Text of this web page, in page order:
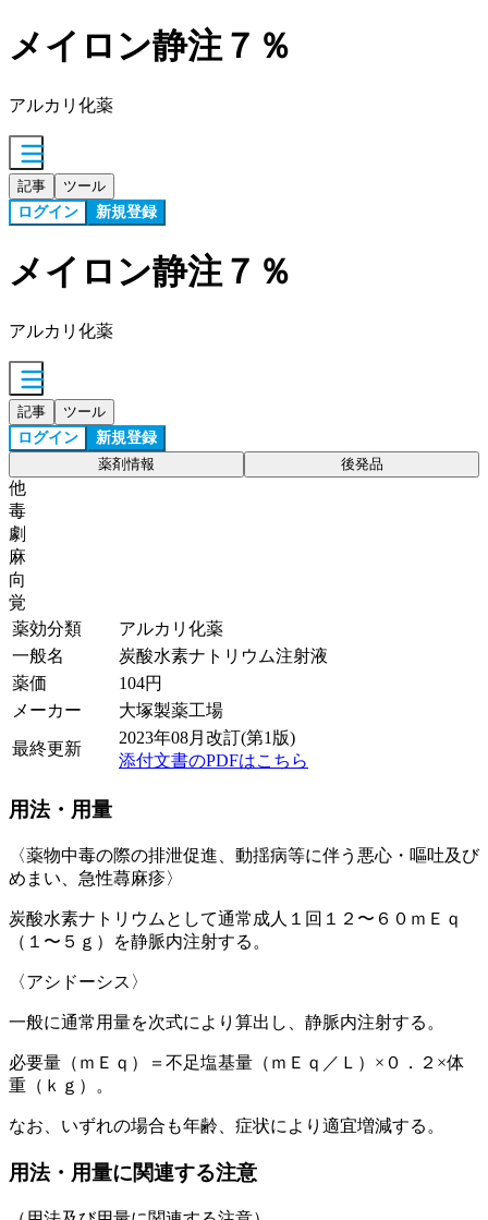
メイロン静注７％
アルカリ化薬
記事 ツール
ログイン 新規登録
メイロン静注７％
アルカリ化薬
記事 ツール
ログイン 新規登録
薬剤情報 後発品
他
毒
劇
麻
向
覚
薬効分類
アルカリ化薬
一般名
炭酸水素ナトリウム注射液
薬価
104円
メーカー
大塚製薬工場
最終更新
2023年08月改訂(第1版)
添付文書のPDFはこちら
用法・用量
〈薬物中毒の際の排泄促進、動揺病等に伴う悪心・嘔吐及び
めまい、急性蕁麻疹〉
炭酸水素ナトリウムとして通常成人１回１２〜６０ｍＥｑ
（１〜５ｇ）を静脈内注射する。
〈アシドーシス〉
一般に通常用量を次式により算出し、静脈内注射する。
必要量（ｍＥｑ）＝不足塩基量（ｍＥｑ／Ｌ）×０．２×体
重（ｋｇ）。
なお、いずれの場合も年齢、症状により適宜増減する。
用法・用量に関連する注意